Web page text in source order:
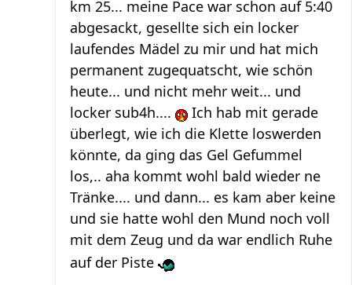
km 25... meine Pace war schon auf 5:40
abgesackt, gesellte sich ein locker
laufendes Mädel zu mir und hat mich
permanent zugequatscht, wie schön
heute... und nicht mehr weit... und
locker sub4h....
Ich hab mit gerade
überlegt, wie ich die Klette loswerden
könnte, da ging das Gel Gefummel
los,.. aha kommt wohl bald wieder ne
Tränke.... und dann... es kam aber keine
und sie hatte wohl den Mund noch voll
mit dem Zeug und da war endlich Ruhe
auf der Piste